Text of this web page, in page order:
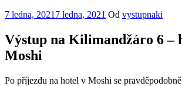
Publikováno
7 ledna, 2021 7 ledna, 2021 Od vystupnaki
Výstup na Kilimandžáro 6 –
Moshi
Po příjezdu na hotel v Moshi se